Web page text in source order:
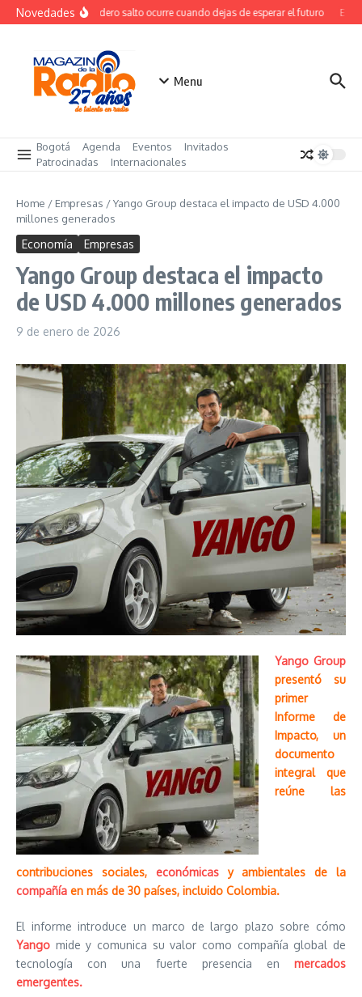
Saltar al contenido
NovedadesEl verdadero salto ocurre cuando dejas de esperar el futuro El
Menu
Bogotá Agenda Eventos
Invitados
Patrocinadas
Internacionales
Home / Empresas /Yango Group destaca el impacto de USD 4.000
millones generados
Economía Empresas
Yango Group destaca el impacto
de USD 4.000 millones generados
9 de enero de 2026
Yango Group
presentó su
primer
Informe de
Impacto, un
documento
integral que
reúne las
contribuciones sociales, económicasy ambientales de la
compañía en más de 30 países, incluido Colombia.
El informe introduce un marco de largo plazo sobre cómo
Yango mide y comunica su valor como compañía global de
tecnología con una fuerte presencia en mercados
emergentes.